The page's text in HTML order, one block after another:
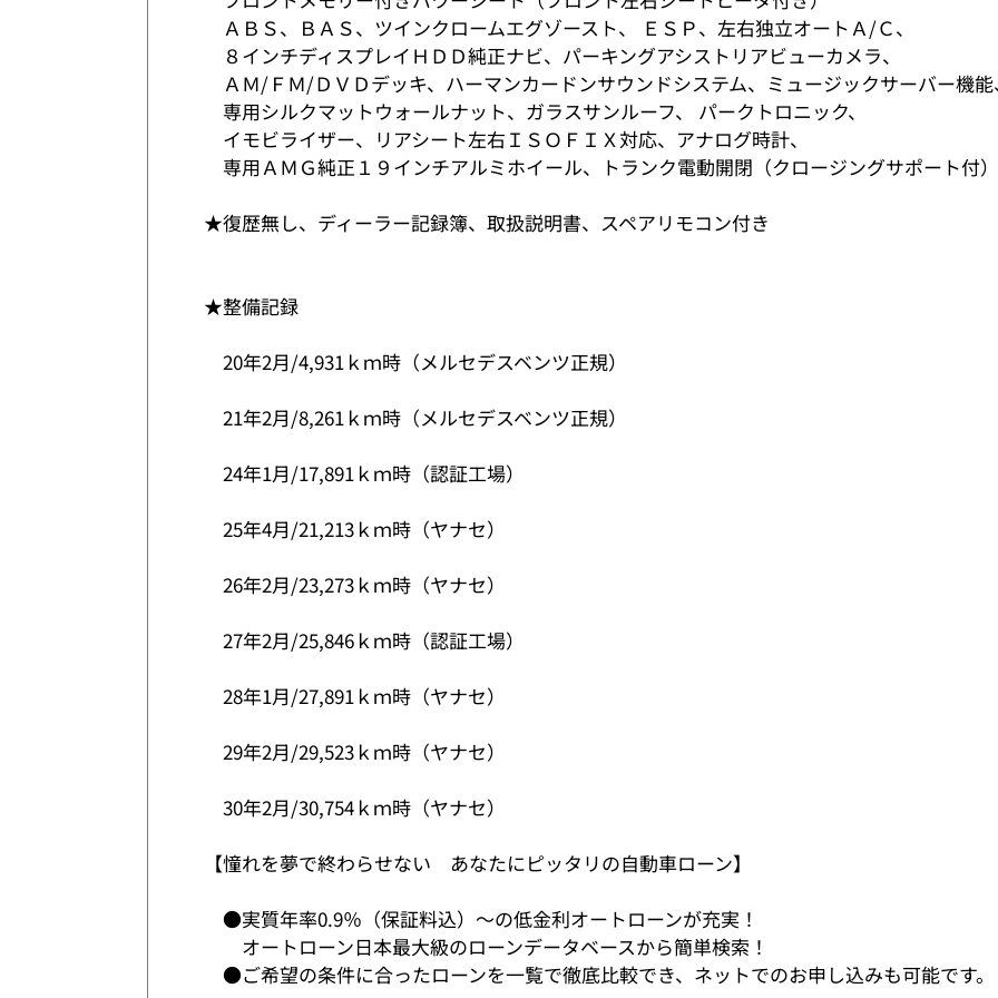
ＡＢＳ、ＢＡＳ、ツインクロームエグゾースト、 ＥＳＰ、左右独立オートＡ/Ｃ、
８インチディスプレイＨＤＤ純正ナビ、パーキングアシストリアビューカメラ、
ＡＭ/ＦＭ/ＤＶＤデッキ、ハーマンカードンサウンドシステム、ミュージックサーバー機
専用シルクマットウォールナット、ガラスサンルーフ、 パークトロニック、
イモビライザー、リアシート左右ＩＳＯＦＩＸ対応、アナログ時計、
専用ＡＭＧ純正１９インチアルミホイール、トランク電動開閉（クロージングサポート付
★復歴無し、ディーラー記録簿、取扱説明書、スペアリモコン付き
★整備記録
20年2月/4,931ｋｍ時（メルセデスベンツ正規）
21年2月/8,261ｋｍ時（メルセデスベンツ正規）
24年1月/17,891ｋｍ時（認証工場）
25年4月/21,213ｋｍ時（ヤナセ）
26年2月/23,273ｋｍ時（ヤナセ）
27年2月/25,846ｋｍ時（認証工場）
28年1月/27,891ｋｍ時（ヤナセ）
29年2月/29,523ｋｍ時（ヤナセ）
30年2月/30,754ｋｍ時（ヤナセ）
【憧れを夢で終わらせない あなたにピッタリの自動車ローン】
●実質年率0.9％（保証料込）〜の低金利オートローンが充実！
オートローン日本最大級のローンデータベースから簡単検索！
●ご希望の条件に合ったローンを一覧で徹底比較でき、ネットでのお申し込みも可能です。